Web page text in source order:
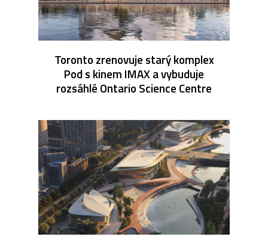
Toronto zrenovuje starý komplex
Pod s kinem IMAX a vybuduje
rozsáhlé Ontario Science Centre